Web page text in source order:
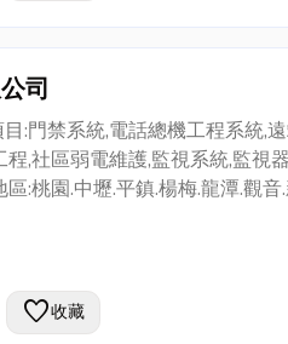
司
:門禁系統,電話總機工程系統,
,社區弱電維護,監視系統,監視
:桃園.中壢.平鎮.楊梅.龍潭.觀音
.新竹縣市.台北市,新北市
favorite收藏